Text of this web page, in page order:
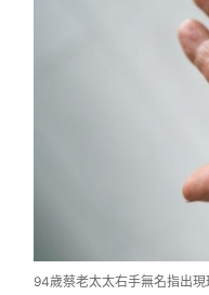
94歲蔡老太太右手無名指出